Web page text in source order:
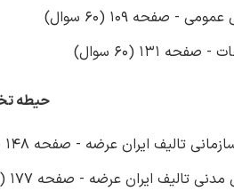
- صفحه 109 (60 سوال)
131 (60 سوال)
حیطه
تالیف ایران عرضه - صفحه 148 (60 سوال)
تالیف ایران عرضه - صفحه 177 (100 سوال)